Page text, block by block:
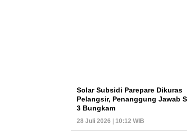
Solar Subsidi Parepare Dikuras
Pelangsir, Penanggung Jawab
3 Bungkam
28 Juli 2026 | 10:12 WIB